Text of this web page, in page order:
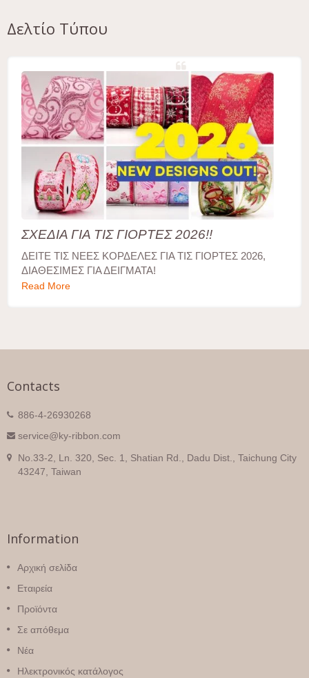
Δελτίο Τύπου
ΣΧΕΔΙΑ ΓΙΑ ΤΙΣ ΓΙΟΡΤΕΣ 2026!!
ΔΕΙΤΕ ΤΙΣ ΝΕΕΣ ΚΟΡΔΕΛΕΣ ΓΙΑ ΤΙΣ ΓΙΟΡΤΕΣ 2026,
ΔΙΑΘΕΣΙΜΕΣ ΓΙΑ ΔΕΙΓΜΑΤΑ!
Read More
Contacts
886-4-26930268
service@ky-ribbon.com
No.33-2, Ln. 320, Sec. 1, Shatian Rd., Dadu Dist., Taichung City
43247, Taiwan
Information
Αρχική σελίδα
Εταιρεία
Προϊόντα
Σε απόθεμα
Νέα
Ηλεκτρονικός κατάλογος